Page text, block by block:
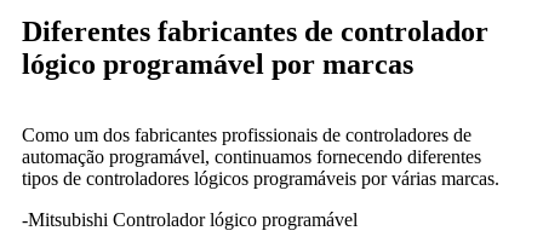
Diferentes fabricantes de controlador
lógico programável por marcas
Como um dos fabricantes profissionais de controladores de
automação programável, continuamos fornecendo diferentes
tipos de controladores lógicos programáveis ​​por várias marcas.
-Mitsubishi Controlador lógico programável